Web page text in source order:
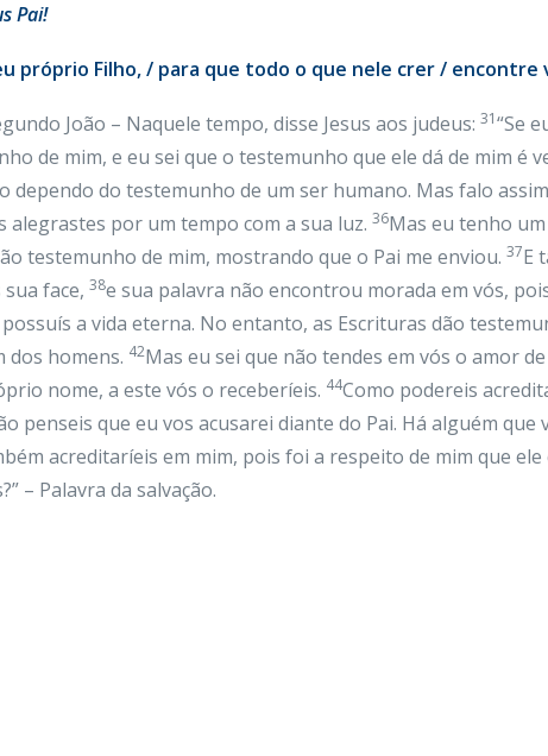
Pai!
próprio Filho, / para que todo o que nele crer / encontre
João – Naquele tempo, disse Jesus aos judeus: 31“Se
de mim, e eu sei que o testemunho que ele dá de mim é
dependo do testemunho de um ser humano. Mas falo
alegrastes por um tempo com a sua luz. 36Mas eu tenho
testemunho de mim, mostrando que o Pai me enviou. 37E
face, 38e sua palavra não encontrou morada em vós,
a vida eterna. No entanto, as Escrituras dão
dos homens. 42Mas eu sei que não tendes em vós o amor
nome, a este vós o receberíeis. 44Como podereis
penseis que eu vos acusarei diante do Pai. Há alguém que
acreditaríeis em mim, pois foi a respeito de mim que ele
– Palavra da salvação.